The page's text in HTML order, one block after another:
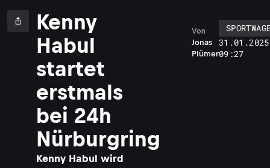
Kenny
Habul
startet
erstmals
bei 24h
Nürburgring
Kenny Habul wird
Jonas
Plümer
Von
09:27